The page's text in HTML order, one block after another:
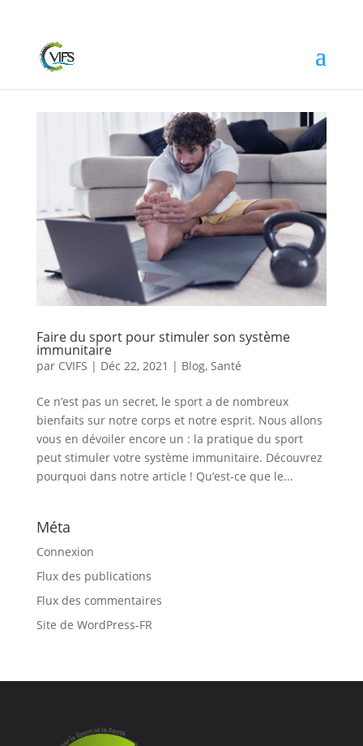
Faire du sport pour stimuler son système
immunitaire
par CVIFS | Déc 22, 2021 | Blog, Santé
Ce n’est pas un secret, le sport a de nombreux
bienfaits sur notre corps et notre esprit. Nous allons
vous en dévoiler encore un : la pratique du sport
peut stimuler votre système immunitaire. Découvrez
pourquoi dans notre article ! Qu’est-ce que le...
Méta
Connexion
Flux des publications
Flux des commentaires
Site de WordPress-FR